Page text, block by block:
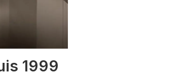
1999